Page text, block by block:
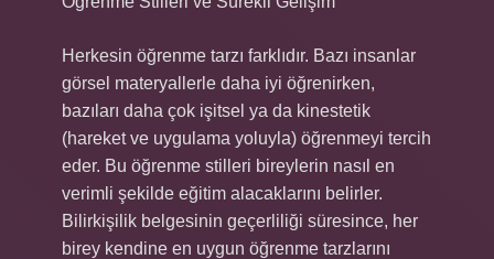
Herkesin öğrenme tarzı farklıdır. Bazı insanlar
görsel materyallerle daha iyi öğrenirken,
bazıları daha çok işitsel ya da kinestetik
(hareket ve uygulama yoluyla) öğrenmeyi tercih
eder. Bu öğrenme stilleri bireylerin nasıl en
verimli şekilde eğitim alacaklarını belirler.
Bilirkişilik belgesinin geçerliliği süresince, her
birey kendine en uygun öğrenme tarzlarını